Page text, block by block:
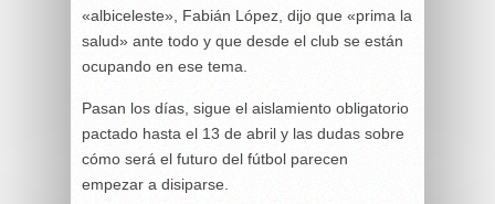
«albiceleste», Fabián López, dijo que «prima la
salud» ante todo y que desde el club se están
ocupando en ese tema.
Pasan los días, sigue el aislamiento obligatorio
pactado hasta el 13 de abril y las dudas sobre
cómo será el futuro del fútbol parecen
empezar a disiparse.